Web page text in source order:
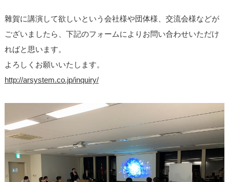
雜賀に講演して欲しいという会社様や団体様、交流会様などが
ございましたら、下記のフォームによりお問い合わせいただけ
ればと思います。
よろしくお願いいたします。
http://arsystem.co.jp/inquiry/